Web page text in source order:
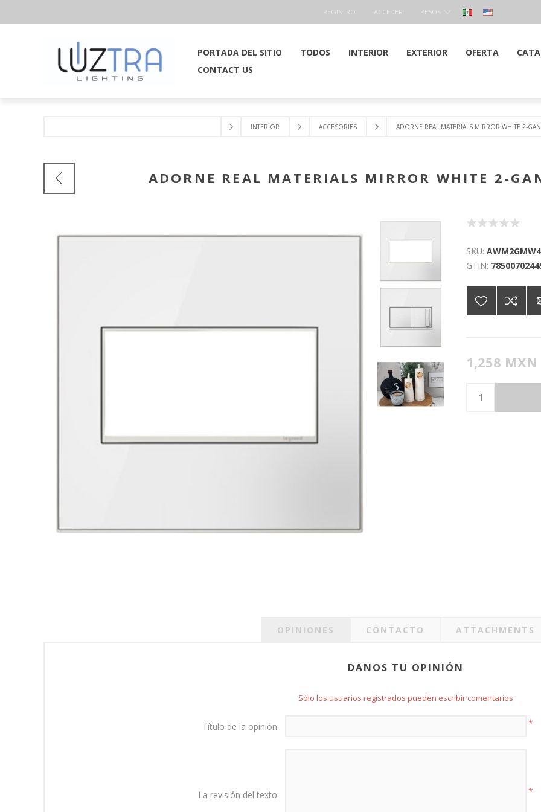
REGISTRO ACCEDER PESOS
PORTADA DEL SITIO TODOS INTERIOR EXTERIOR OFERTA
CONTACT US
INTERIOR ACCESORIES ADORNE REAL MATERIALS MIRROR WHITE 2-
ADORNE REAL MATERIALS MIRROR WHITE 2-
SKU: AWM2GMW4
GTIN:
1,258 MXN
OPINIONES CONTACTO ATTACHMENTS
DANOS TU OPINIÓN
Sólo los usuarios registrados pueden escribir comentarios
Título de la opinión: *
La revisión del texto: *